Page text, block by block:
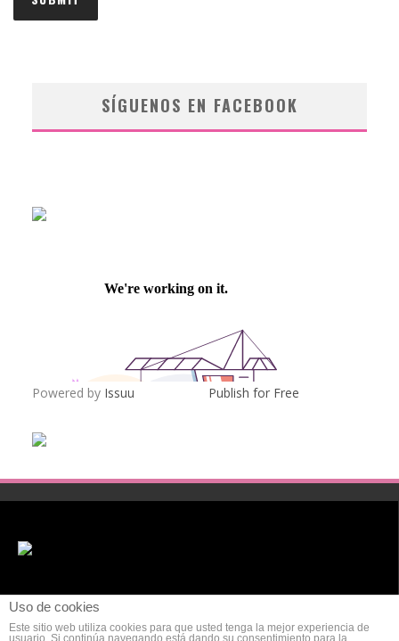
SÍGUENOS EN FACEBOOK
Powered by Issuu Publish for Free
Uso de cookies
Este sitio web utiliza cookies para que usted tenga la mejor experiencia de
usuario. Si continúa navegando está dando su consentimiento para la